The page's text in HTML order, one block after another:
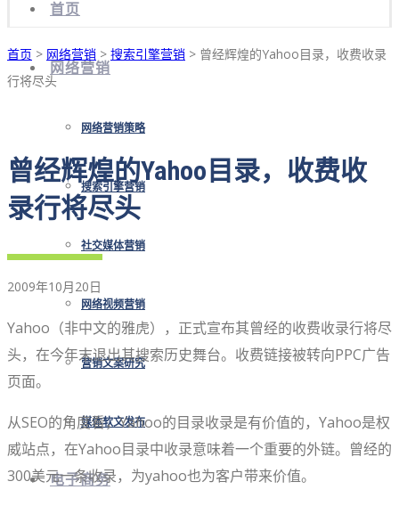
首页
网络营销
网络营销策略
搜索引擎营销
社交媒体营销
网络视频营销
营销文案研究
媒体软文发布
电子商务
首页 > 网络营销 > 搜索引擎营销 > 曾经辉煌的Yahoo目录，收费收录
行将尽头
曾经辉煌的Yahoo目录，收费收
录行将尽头
2009年10月20日
Yahoo（非中文的雅虎），正式宣布其曾经的收费收录行将尽
头，在今年末退出其搜索历史舞台。收费链接被转向PPC广告
页面。
从SEO的角度看，Yahoo的目录收录是有价值的，Yahoo是权
威站点，在Yahoo目录中收录意味着一个重要的外链。曾经的
300美元一条收录，为yahoo也为客户带来价值。